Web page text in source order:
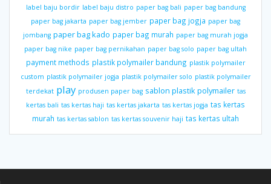
label baju bordir label baju distro paper bag bali paper bag bandung
paper bag jakarta paper bag jember paper bag jogja paper bag
jombang paper bag kado paper bag murah paper bag murah jogja
paper bag nike paper bag pernikahan paper bag solo paper bag ultah
payment methods plastik polymailer bandung plastik polymailer
custom plastik polymailer jogja plastik polymailer solo plastik polymailer
terdekat play produsen paper bag sablon plastik polymailer tas
kertas bali tas kertas haji tas kertas jakarta tas kertas jogja tas kertas
murah tas kertas sablon tas kertas souvenir haji tas kertas ultah